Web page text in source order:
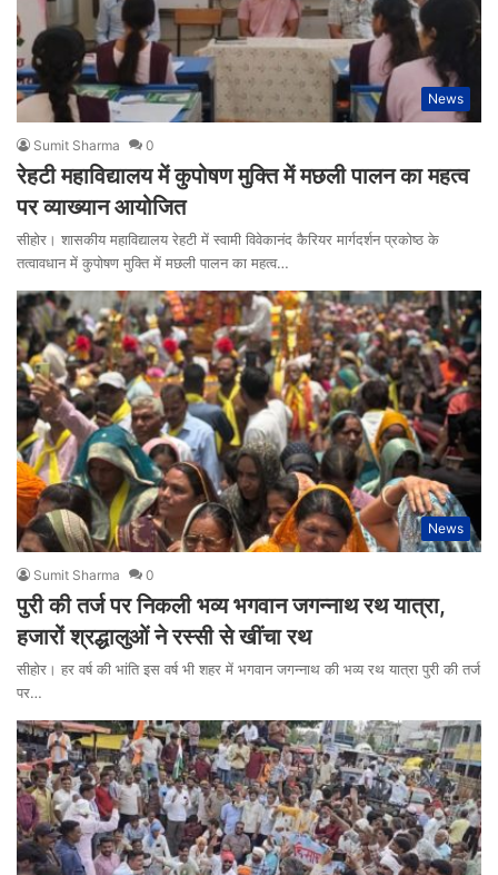
News
Sumit Sharma 0
रेहटी महाविद्यालय में कुपोषण मुक्ति में मछली पालन का महत्व
पर व्याख्यान आयोजित
सीहोर। शासकीय महाविद्यालय रेहटी में स्वामी विवेकानंद कैरियर मार्गदर्शन प्रकोष्ठ के
तत्वावधान में कुपोषण मुक्ति में मछली पालन का महत्व…
News
Sumit Sharma 0
पुरी की तर्ज पर निकली भव्य भगवान जगन्नाथ रथ यात्रा,
हजारों श्रद्धालुओं ने रस्सी से खींचा रथ
सीहोर। हर वर्ष की भांति इस वर्ष भी शहर में भगवान जगन्नाथ की भव्य रथ यात्रा पुरी की तर्ज
पर…